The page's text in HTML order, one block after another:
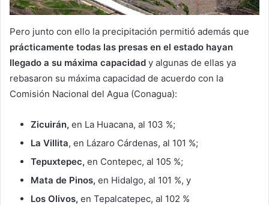
Pero junto con ello la precipitación permitió además que
prácticamente todas las presas en el estado hayan
llegado a su máxima capacidad y algunas de ellas ya
rebasaron su máxima capacidad de acuerdo con la
Comisión Nacional del Agua (Conagua):
Zicuirán, en La Huacana, al 103 %;
La Villita, en Lázaro Cárdenas, al 101 %;
Tepuxtepec, en Contepec, al 105 %;
Mata de Pinos, en Hidalgo, al 101 %, y
Los Olivos, en Tepalcatepec, al 102 %